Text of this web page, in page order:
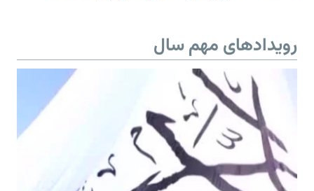
رویدادهای مهم سال